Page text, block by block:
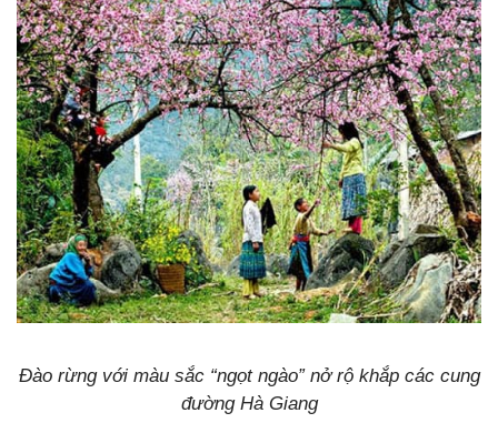
Đào rừng với màu sắc “ngọt ngào” nở rộ khắp các cung
đường Hà Giang